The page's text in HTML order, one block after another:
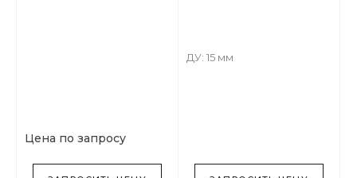
Цена по запросу
ДУ: 15 мм